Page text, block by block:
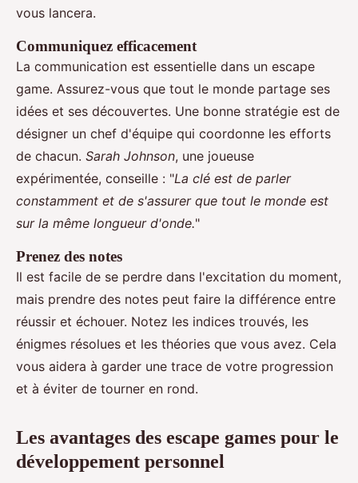
vous lancera.
Communiquez efficacement
La communication est essentielle dans un escape
game. Assurez-vous que tout le monde partage ses
idées et ses découvertes. Une bonne stratégie est de
désigner un chef d'équipe qui coordonne les efforts
de chacun. Sarah Johnson, une joueuse
expérimentée, conseille : "La clé est de parler
constamment et de s'assurer que tout le monde est
sur la même longueur d'onde."
Prenez des notes
Il est facile de se perdre dans l'excitation du moment,
mais prendre des notes peut faire la différence entre
réussir et échouer. Notez les indices trouvés, les
énigmes résolues et les théories que vous avez. Cela
vous aidera à garder une trace de votre progression
et à éviter de tourner en rond.
Les avantages des escape games pour le
développement personnel